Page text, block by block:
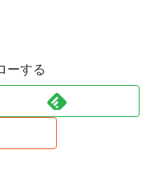
ーする